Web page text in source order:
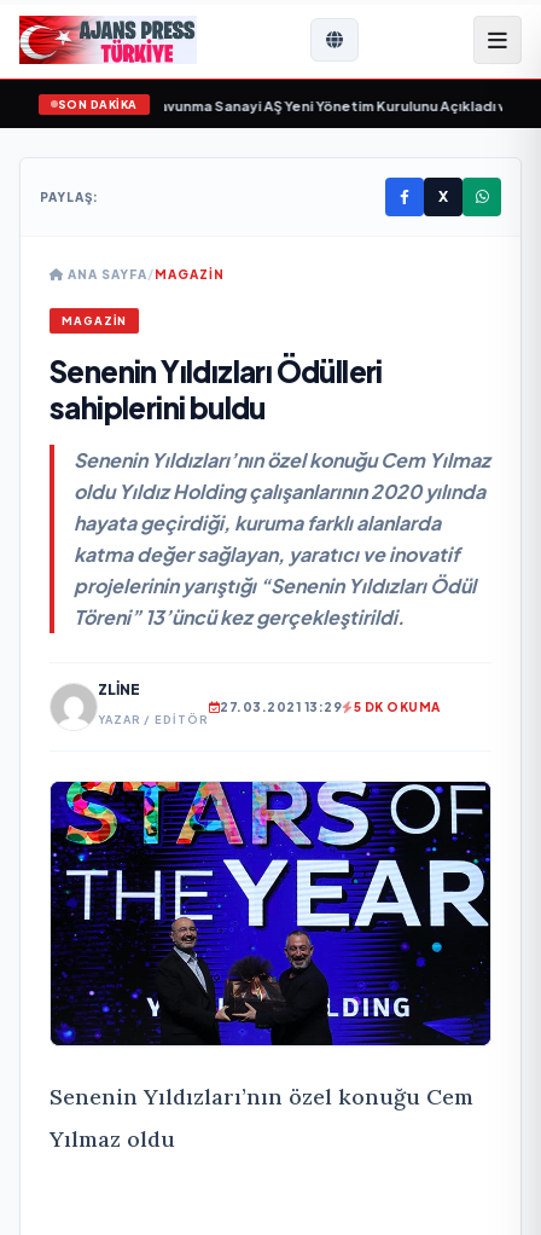
SON DAKİKA
• Açıkgöz Savunma Sanayi AŞ Yeni Yönetim Kurulunu Açıkladı ve
PAYLAŞ: X
ANA SAYFA/MAGAZİN
MAGAZİN
Senenin Yıldızları Ödülleri
sahiplerini buldu
Senenin Yıldızları’nın özel konuğu Cem Yılmaz
oldu Yıldız Holding çalışanlarının 2020 yılında
hayata geçirdiği, kuruma farklı alanlarda
katma değer sağlayan, yaratıcı ve inovatif
projelerinin yarıştığı “Senenin Yıldızları Ödül
Töreni” 13’üncü kez gerçekleştirildi.
ZLINE
YAZAR / EDITÖR
27.03.2021 13:29 5 DK OKUMA
Senenin Yıldızları’nın özel konuğu Cem
Yılmaz oldu